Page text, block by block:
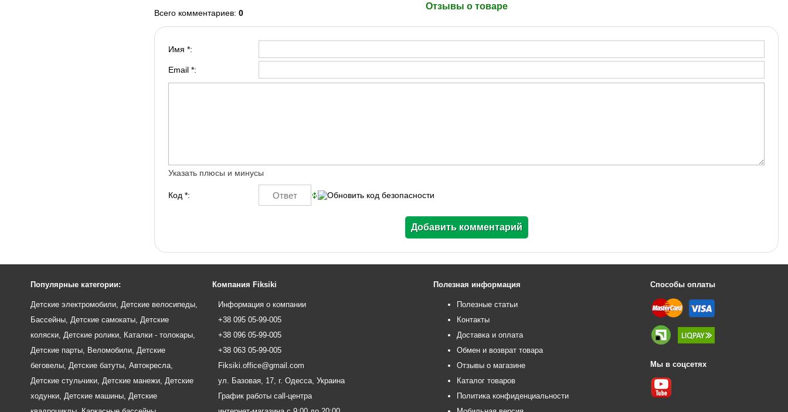
Отзывы о товаре
Всего комментариев:0
Имя *:
Email *:
Указать плюсы и минусы
Код *:
Популярные категории:
Детские электромобили Детские велосипеды
Бассейны Детские самокаты Детские
коляски Детские ролики Каталки - толокары
Детские парты Веломобили Детские
беговелы Детские батуты Автокресла
Детские стульчики Детские манежи Детские
ходунки Детские машины Детские
Компания Fiksiki
Информация о компании
+38 095 05-99-005
+38 096 05-99-005
+38 063 05-99-005
Fiksiki.office@gmail.com
ул. Базовая, 17, г. Одесса, Украина
График работы call-центра
Полезная информация
Полезные статьи
Контакты
Доставка и оплата
Обмен и возврат товара
Отзывы о магазине
Каталог товаров
Политика конфиденциальности
Способы оплаты
Мы в соцсетях